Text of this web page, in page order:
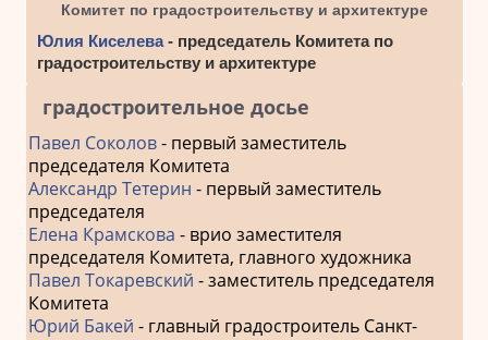
Комитет по градостроительству и архитектуре
Юлия Киселева- председатель Комитета по
градостроительству и архитектуре
градостроительное досье
Павел Соколов- первый заместитель
председателя Комитета
Александр Тетерин - первый заместитель
председателя
Елена Крамскова - врио заместителя
председателя Комитета, главного художника
Павел Токаревский - заместитель председателя
Комитета
Юрий Бакей - главный градостроитель Санкт-